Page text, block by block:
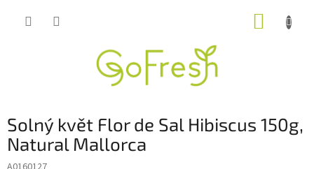
Solný květ Flor de Sal Hibiscus 150g,
Natural Mallorca